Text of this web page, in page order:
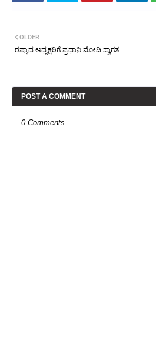
OLDER
ರಷ್ಯಾದ ಅಧ್ಯಕ್ಷರಿಗೆ ಪ್ರಧಾನಿ ಮೋದಿ ಸ್ವಾಗತ
POST A COMMENT
0 Comments